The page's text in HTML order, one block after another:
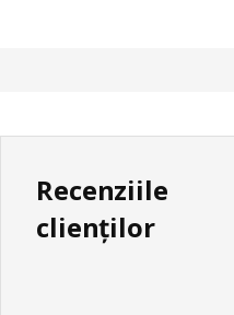
Recenziile
clienților